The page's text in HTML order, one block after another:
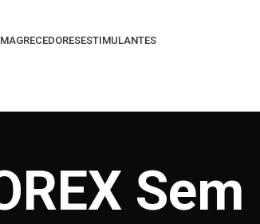
ESTIMULANTES